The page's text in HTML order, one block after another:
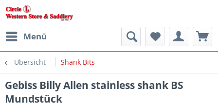
Menü
Übersicht Shank Bits
Gebiss Billy Allen stainless shank BS
Mundstück